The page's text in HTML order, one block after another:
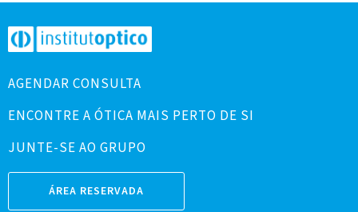
AGENDAR CONSULTA
ENCONTRE A ÓTICA MAIS PERTO DE SI
JUNTE-SE AO GRUPO
ÁREA RESERVADA